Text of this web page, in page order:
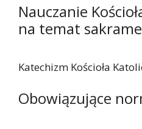
Nauczanie
na temat
Katechizm Kościoła
Obowiązujące